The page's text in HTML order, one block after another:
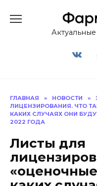
содержанию
ГЛАВНАЯ » НОВОСТИ »
ЛИЦЕНЗИРОВАНИЯ. ЧТО
КАКИХ СЛУЧАЯХ ОНИ
2022 ГОДА
Листы для